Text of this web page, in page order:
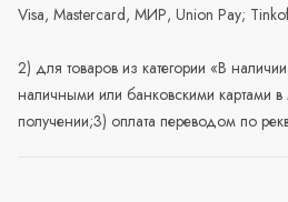
Visa, Mastercard, МИР, Union Pay;
2) для товаров из категории «В
наличными или банковскими картами
получении;3) оплата переводом по